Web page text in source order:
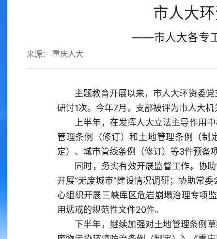
市人大
——市人大各专
来源： 重庆人大
主题教育开展以来，市人大环资委
研讨1次。今年7月，支部被评为市人大
上半年，在发挥人大立法主导作用
管理条例（修订）和土地管理条例（制
定）、城市管线条例（修订）等3件预备
同时，务实有效开展监督工作。协
开展“无废城市”建设情况调研；协助常
心组织开展三峡库区危岩崩塌治理专项
用惩戒的规范性文件20件。
下半年，继续加强对土地管理条例